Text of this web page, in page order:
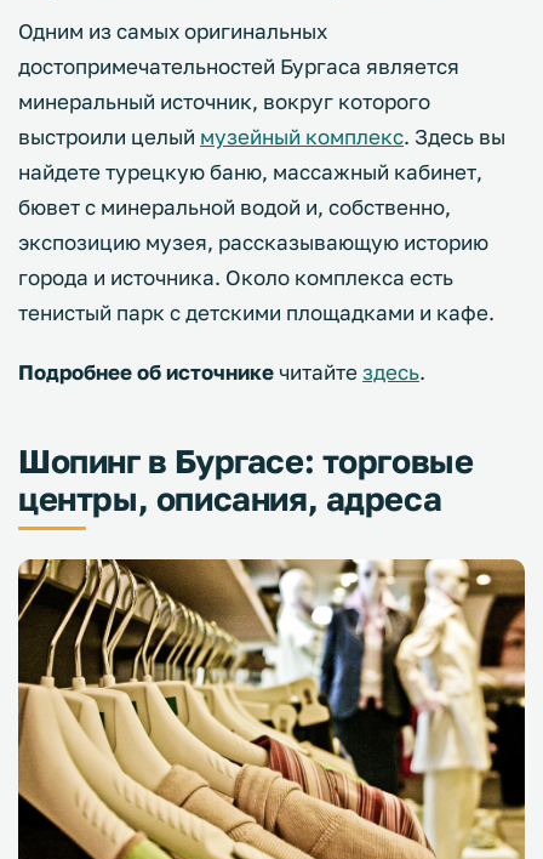
Одним из самых оригинальных
достопримечательностей Бургаса является
минеральный источник, вокруг которого
выстроили целый музейный комплекс. Здесь вы
найдете турецкую баню, массажный кабинет,
бювет с минеральной водой и, собственно,
экспозицию музея, рассказывающую историю
города и источника. Около комплекса есть
тенистый парк с детскими площадками и кафе.
Подробнее об источнике читайте здесь.
Шопинг в Бургасе: торговые
центры, описания, адреса